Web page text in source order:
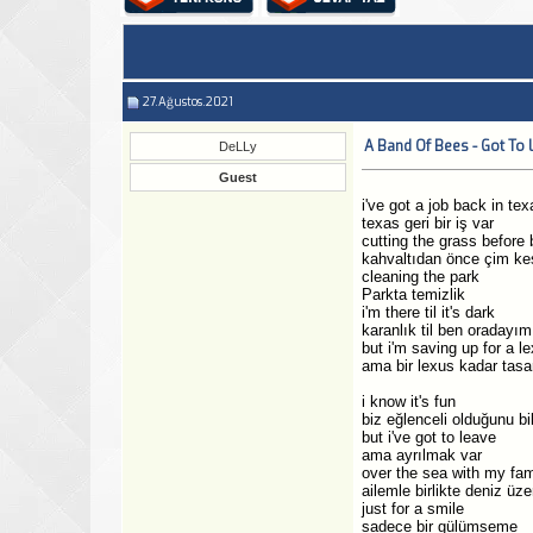
27.Ağustos.2021
DeLLy
Guest
A Band Of Bees - Got To
i've got a job back in
texas geri bir iş var
cutting the grass before
kahvaltıdan önce çim
cleaning the park
Parkta temizlik
i'm there til it's dark
karanlık til ben oradayım
but i'm saving up for a
ama bir lexus kadar
i know it's fun
biz eğlenceli olduğunu
but i've got to leave
ama ayrılmak var
over the sea with my
ailemle birlikte deniz
just for a smile
sadece bir gülümseme